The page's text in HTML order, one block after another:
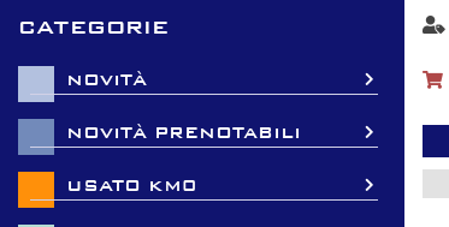
categorie
NOVITÀ
NOVITÀ PRENOTABILI
USATO KM0